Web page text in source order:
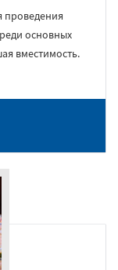
проведения
основных
вместимость.